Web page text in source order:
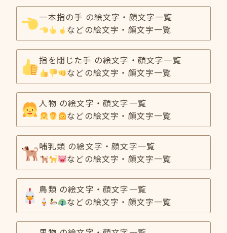
一本指の手 の絵文字・顔文字一覧
などの絵文字・顔文字一覧
指を閉じた手 の絵文字・顔文字一覧
などの絵文字・顔文字一覧
人物 の絵文字・顔文字一覧
などの絵文字・顔文字一覧
哺乳類 の絵文字・顔文字一覧
などの絵文字・顔文字一覧
鳥類 の絵文字・顔文字一覧
などの絵文字・顔文字一覧